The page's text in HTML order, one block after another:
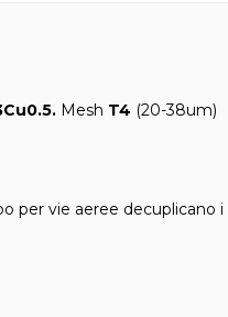
Mesh T4 (20-38um)
per vie aeree decuplicano